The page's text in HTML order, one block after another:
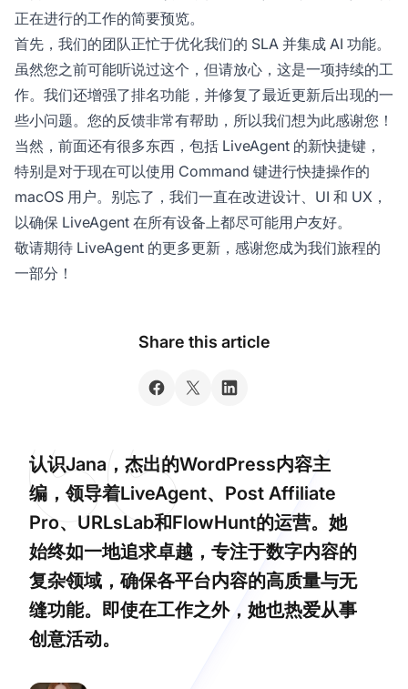
正在进行的工作的简要预览。
首先，我们的团队正忙于优化我们的 SLA 并集成 AI 功能。
虽然您之前可能听说过这个，但请放心，这是一项持续的工
作。我们还增强了排名功能，并修复了最近更新后出现的一
些小问题。您的反馈非常有帮助，所以我们想为此感谢您！
当然，前面还有很多东西，包括 LiveAgent 的新快捷键，
特别是对于现在可以使用 Command 键进行快捷操作的
macOS 用户。别忘了，我们一直在改进设计、UI 和 UX，
以确保 LiveAgent 在所有设备上都尽可能用户友好。
敬请期待 LiveAgent 的更多更新，感谢您成为我们旅程的
一部分！
Share this article
认识Jana，杰出的WordPress内容主
编，领导着LiveAgent、Post Affiliate
Pro、URLsLab和FlowHunt的运营。她
始终如一地追求卓越，专注于数字内容的
复杂领域，确保各平台内容的高质量与无
缝功能。即使在工作之外，她也热爱从事
创意活动。